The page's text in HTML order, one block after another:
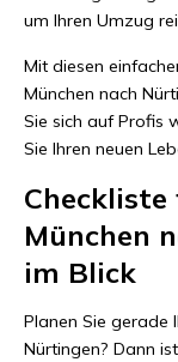
um Ihren Umzug
Mit diesen
München nach
Sie sich auf Profis
Sie Ihren neuen
München
im Blick
Planen Sie gerade
Nürtingen? Dann